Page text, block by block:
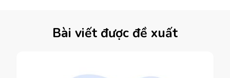
Bài viết được đề xuất